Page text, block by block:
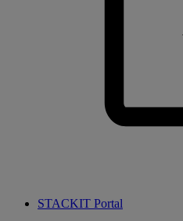
STACKIT Portal